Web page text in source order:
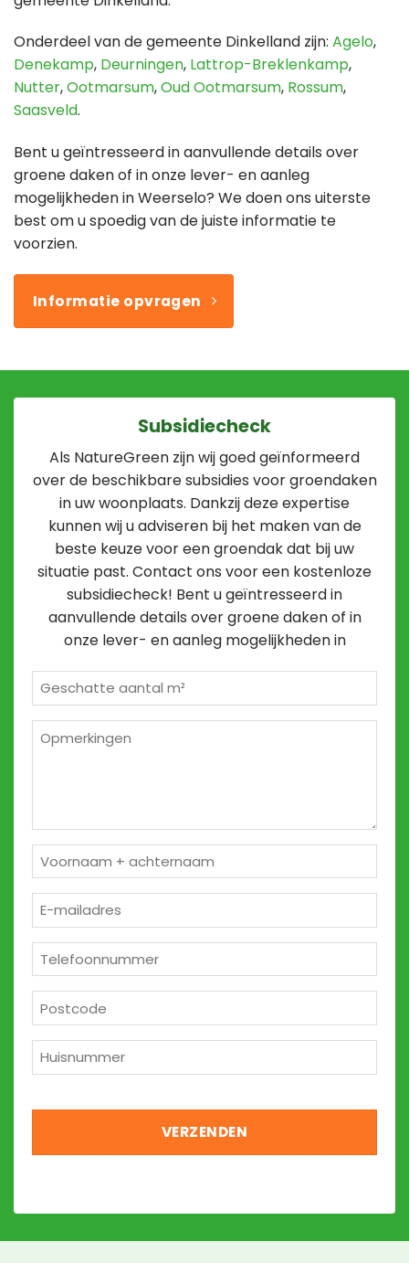
Onderdeel van de gemeente Dinkelland zijn: Agelo,
Denekamp, Deurningen, Lattrop-Breklenkamp,
Nutter,Ootmarsum,Oud Ootmarsum, Rossum,
Saasveld.
Bent u geïntresseerd in aanvullende details over
groene daken of in onze lever- en aanleg
mogelijkheden in Weerselo? We doen ons uiterste
best om u spoedig van de juiste informatie te
voorzien.
Informatie opvragen
Subsidiecheck
Als NatureGreen zijn wij goed geïnformeerd
over de beschikbare subsidies voor groendaken
in uw woonplaats. Dankzij deze expertise
kunnen wij u adviseren bij het maken van de
beste keuze voor een groendak dat bij uw
situatie past. Contact ons voor een kostenloze
subsidiecheck! Bent u geïntresseerd in
aanvullende details over groene daken of in
onze lever- en aanleg mogelijkheden in
m²
Naam
*
mailadres
*
*
*